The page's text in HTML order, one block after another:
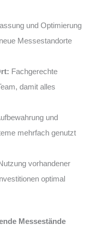
und Optimierung
Messestandorte
Fachgerechte
damit alles
und
mehrfach genutzt
vorhandener
optimal
Messestände